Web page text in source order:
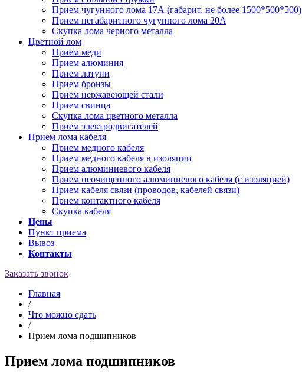
Прием чугунного лома 17А (габарит, не более 1500*500*500)
Прием негабаритного чугунного лома 20А
Скупка лома черного металла
Цветной лом
Прием меди
Прием алюминия
Прием латуни
Прием бронзы
Прием нержавеющей стали
Прием свинца
Скупка лома цветного металла
Прием электродвигателей
Прием лома кабеля
Прием медного кабеля
Прием медного кабеля в изоляции
Прием алюминиевого кабеля
Прием неочищенного алюминиевого кабеля (с изоляцией)
Прием кабеля связи (проводов, кабелей связи)
Прием контактного кабеля
Скупка кабеля
Цены
Пункт приема
Вывоз
Контакты
Заказать звонок
Главная
/
Что можно сдать
/
Прием лома подшипников
Прием лома подшипников